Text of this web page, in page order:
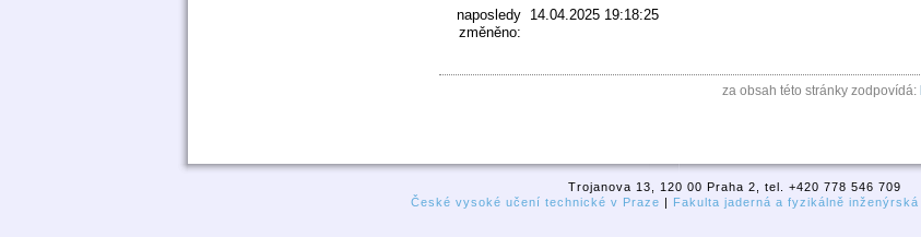
naposledy
změněno:
14.04.2025 19:18:25
za obsah této stránky zodpovídá:
Trojanova 13, 120 00 Praha 2, tel. +420 778 546 709
České vysoké učení technické v Praze
Fakulta jaderná a fyzikálně inženýrská